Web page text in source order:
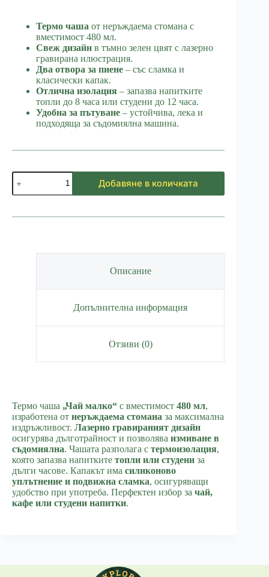
Термо чаша от неръждаема стомана с
вместимост 480 мл.
Свеж дизайн в тъмно зелен цвят с лазерно
гравирана илюстрация.
Два отвора за пиене – със сламка и
класически капак.
Отлична изолация – запазва напитките
топли до 8 часа или студени до 12 часа.
Удобна за пътуване – устойчива, лека и
подходяща за съдомиялна машина.
количество
за
Термо
Чай
Добавяне в количката
Описание
Допълнителна информация
Отзиви (0)
Термо чаша „Чай малко“ с вместимост 480 мл,
изработена от неръждаема стомана за максимална
издръжливост. Лазерно гравираният дизайн
осигурява дълготрайност и позволява измиване в
съдомиялна. Чашата разполага с термоизолация,
която запазва напитките топли или студени за
дълги часове. Капакът има силиконово
уплътнение и подвижна сламка, осигуряващи
удобство при употреба. Перфектен избор за чай,
кафе или студени напитки.